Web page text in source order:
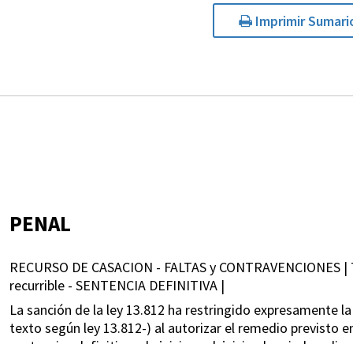
Imprimir
PENAL
RECURSO DE CASACION - FALTAS y
recurrible - SENTENCIA DEFINITIVA |
La sanción de la ley 13.812 ha restringido expresamente
texto según ley 13.812-) al autorizar el remedio previsto